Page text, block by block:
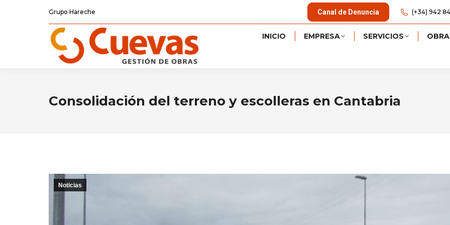
Grupo Hareche Canal de Denuncia (+34) 942
INICIO EMPRESA SERVICIOS
Consolidación del terreno y escolleras en Cantabria
Noticias